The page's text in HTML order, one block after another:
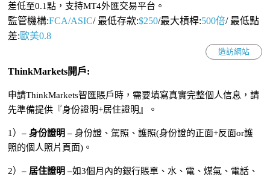
差低至0.1點，支持MT4外匯交易平台。
監管機構:FCA/ASIC/最低存款:$250/最大槓桿:500倍/最低點
差:歐美0.8
造訪網站
ThinkMarkets開戶:
申請ThinkMarkets智匯賬戶時，需要填寫真實完整個人信息，請
先準備提供『身份證明+居住證明』。
1）– 身份證明 – 身份證、駕照、護照(身份證的正面+反面or護
照的個人照片頁面)。
2）– 居住證明 –如3個月內的銀行賬單、水、電、煤氣、電話、